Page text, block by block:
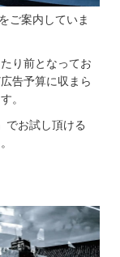
して
者に情報提供
を得ることが
・警察機関な
者の事前承認
はありませ
タを作成の上
識別できない
ご案内していま
り前となってお
告予算に収まら
。
でお試し頂ける